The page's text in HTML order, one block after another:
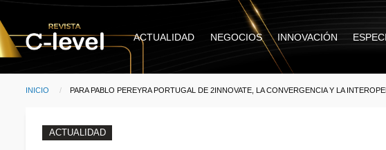
Pasar al contenido principal
Main
ACTUALIDAD NEGOCIOS INNOVACIÓN
Ruta de navegación
INICIO CURRENT:
PARA PABLO PEREYRA PORTUGAL DE 2INNOVATE, LA CONVERGENCIA Y LA
ACTUALIDAD